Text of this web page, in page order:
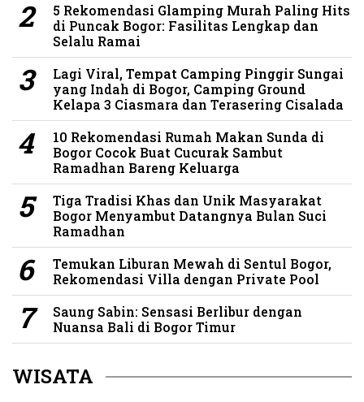
5 Rekomendasi Glamping Murah Paling Hits
di Puncak Bogor: Fasilitas Lengkap dan
Selalu Ramai
Lagi Viral, Tempat Camping Pinggir Sungai
yang Indah di Bogor, Camping Ground
Kelapa 3 Ciasmara dan Terasering Cisalada
10 Rekomendasi Rumah Makan Sunda di
Bogor Cocok Buat Cucurak Sambut
Ramadhan Bareng Keluarga
Tiga Tradisi Khas dan Unik Masyarakat
Bogor Menyambut Datangnya Bulan Suci
Ramadhan
Temukan Liburan Mewah di Sentul Bogor,
Rekomendasi Villa dengan Private Pool
Saung Sabin: Sensasi Berlibur dengan
Nuansa Bali di Bogor Timur
WISATA